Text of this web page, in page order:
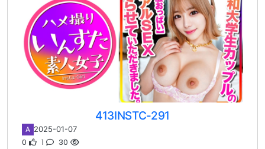
413INSTC-291
A 2025-01-07
0 1 30